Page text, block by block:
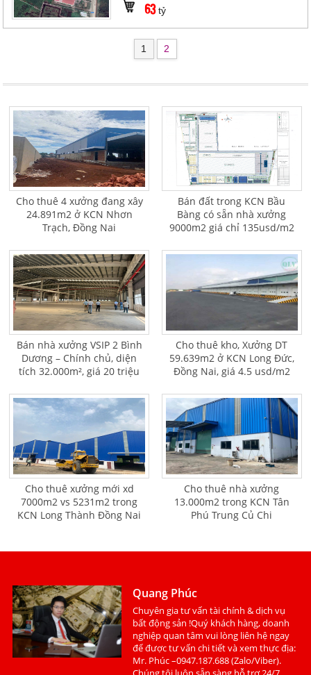
63tỷ
1 2
Cho thuê 4 xưởng đang xây
24.891m2 ở KCN Nhơn
Trạch, Đồng Nai
Bán đất trong KCN Bầu
Bàng có sẵn nhà xưởng
9000m2 giá chỉ 135usd/m2
Bán nhà xưởng VSIP 2 Bình
Dương – Chính chủ, diện
tích 32.000m², giá 20 triệu
Cho thuê kho, Xưởng DT
59.639m2 ở KCN Long Đức,
Đồng Nai, giá 4.5 usd/m2
Cho thuê xưởng mới xd
7000m2 vs 5231m2 trong
KCN Long Thành Đồng Nai
Cho thuê nhà xưởng
13.000m2 trong KCN Tân
Phú Trung Củ Chi
Quang Phúc
Chuyên gia tư vấn tài chính & dịch vụ
bất động sản !Quý khách hàng, doanh
nghiệp quan tâm vui lòng liên hệ ngay
để được tư vấn chi tiết và xem thực địa:
Mr. Phúc –0947.187.688 (Zalo/Viber).